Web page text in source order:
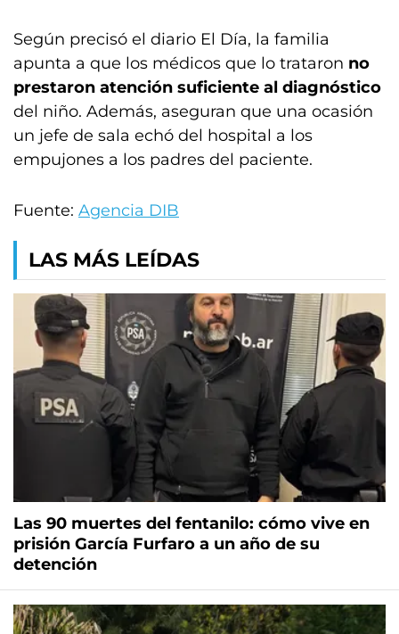
Según precisó el diario El Día, la familia
apunta a que los médicos que lo trataron no
prestaron atención suficiente al diagnóstico
del niño. Además, aseguran que una ocasión
un jefe de sala echó del hospital a los
empujones a los padres del paciente.
Fuente: Agencia DIB
LAS MÁS LEÍDAS
Las 90 muertes del fentanilo: cómo vive en
prisión García Furfaro a un año de su
detención